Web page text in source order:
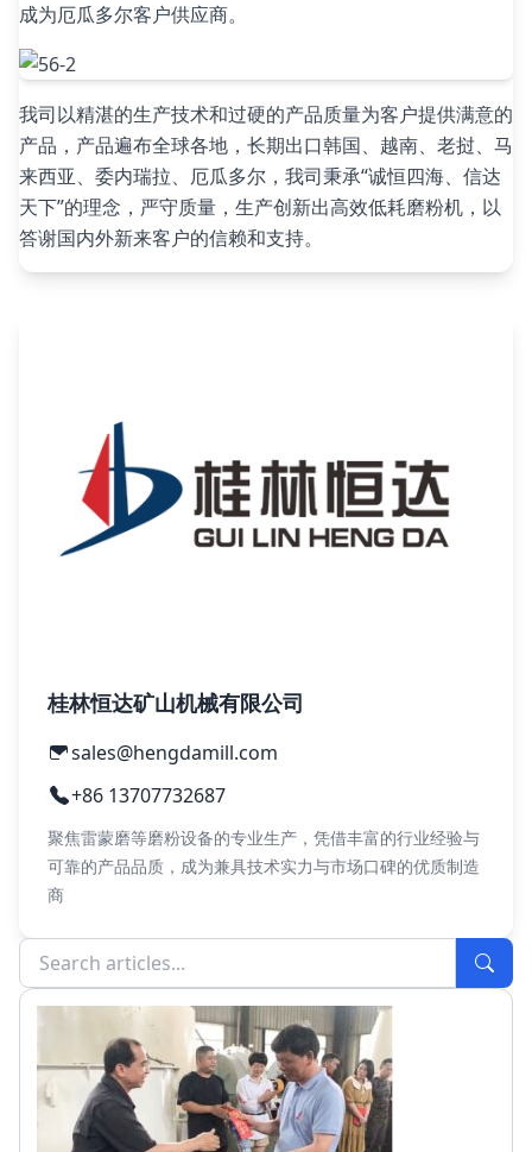
成为厄瓜多尔客户供应商。
我司以精湛的生产技术和过硬的产品质量为客户提供满意的
产品，产品遍布全球各地，长期出口韩国、越南、老挝、马
来西亚、委内瑞拉、厄瓜多尔，我司秉承“诚恒四海、信达
天下”的理念，严守质量，生产创新出高效低耗磨粉机，以
答谢国内外新来客户的信赖和支持。
桂林恒达矿山机械有限公司
sales@hengdamill.com
+86 13707732687
聚焦雷蒙磨等磨粉设备的专业生产，凭借丰富的行业经验与
可靠的产品品质，成为兼具技术实力与市场口碑的优质制造
商